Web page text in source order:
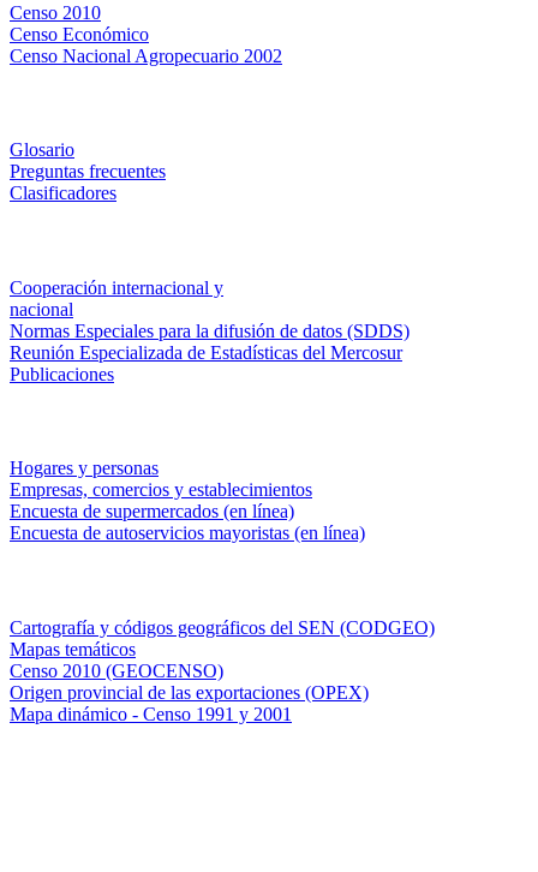
Censo 2010
Censo Económico
Censo Nacional Agropecuario 2002
Glosario
Preguntas frecuentes
Clasificadores
Cooperación internacional y
nacional
Normas Especiales para la difusión de datos (SDDS)
Reunión Especializada de Estadísticas del Mercosur
Publicaciones
Hogares y personas
Empresas, comercios y establecimientos
Encuesta de supermercados (en línea)
Encuesta de autoservicios mayoristas (en línea)
Cartografía y códigos geográficos del SEN (CODGEO)
Mapas temáticos
Censo 2010 (GEOCENSO)
Origen provincial de las exportaciones (OPEX)
Mapa dinámico - Censo 1991 y 2001